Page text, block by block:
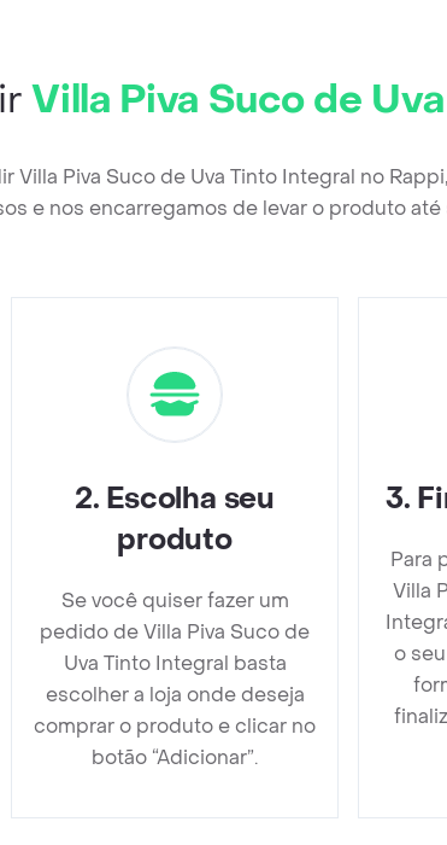
Villa Piva Suco de
Villa Piva Suco de Uva Tinto Integral no
e nos encarregamos de levar o produto
2. Escolha seu
produto
Se você quiser fazer um
pedido de Villa Piva Suco de
Uva Tinto Integral basta
escolher a loja onde deseja
comprar o produto e clicar no
botão “Adicionar”.
3.
Para
Villa
o